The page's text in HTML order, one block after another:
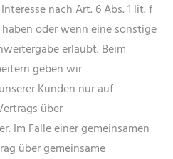
nach Art. 6 Abs. 1 lit. f
oder wenn eine sonstige
erlaubt. Beim
geben wir
Kunden nur auf
über
Im Falle einer gemeinsamen
über gemeinsame